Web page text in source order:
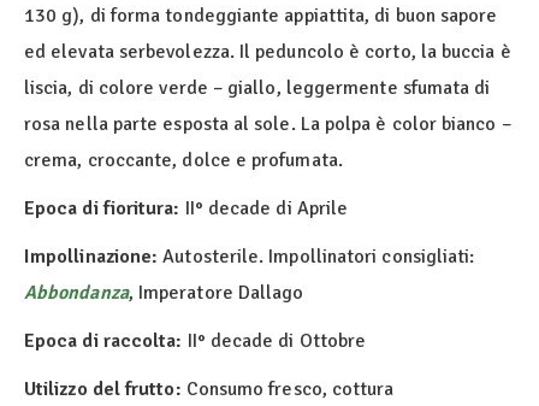
130 g), di forma tondeggiante appiattita, di buon sapore
ed elevata serbevolezza. Il peduncolo è corto, la buccia è
liscia, di colore verde – giallo, leggermente sfumata di
rosa nella parte esposta al sole. La polpa è color bianco –
crema, croccante, dolce e profumata.
Epoca di fioritura: II° decade di Aprile
Impollinazione: Autosterile. Impollinatori consigliati:
Abbondanza, Imperatore Dallago
Epoca di raccolta: II° decade di Ottobre
Utilizzo del frutto: Consumo fresco, cottura